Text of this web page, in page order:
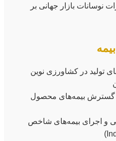
نوسانات بازار جهانی بر
تولید در کشاورزی نوین
گسترش بیمه‌های محصول
و اجرای بیمه‌های شاخص